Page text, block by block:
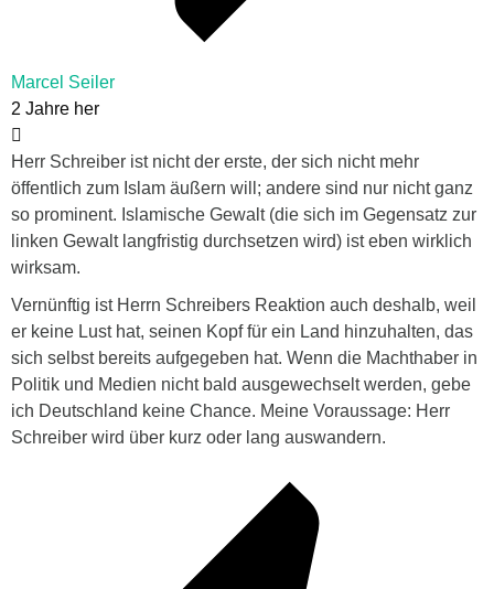
Marcel Seiler
2 Jahre her
Herr Schreiber ist nicht der erste, der sich nicht mehr
öffentlich zum Islam äußern will; andere sind nur nicht ganz
so prominent. Islamische Gewalt (die sich im Gegensatz zur
linken Gewalt langfristig durchsetzen wird) ist eben wirklich
wirksam.
Vernünftig ist Herrn Schreibers Reaktion auch deshalb, weil
er keine Lust hat, seinen Kopf für ein Land hinzuhalten, das
sich selbst bereits aufgegeben hat. Wenn die Machthaber in
Politik und Medien nicht bald ausgewechselt werden, gebe
ich Deutschland keine Chance. Meine Voraussage: Herr
Schreiber wird über kurz oder lang auswandern.